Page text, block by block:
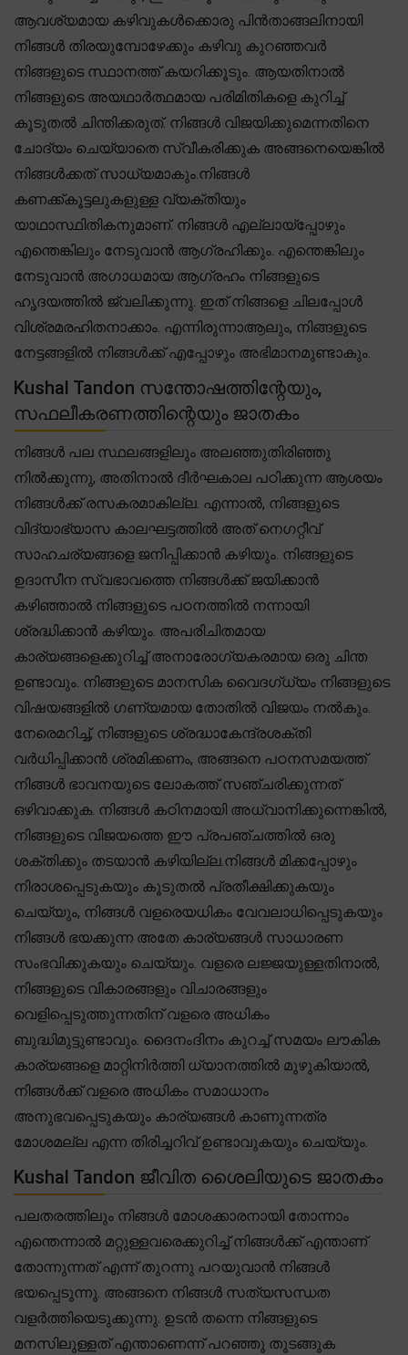
ആവശ്യമായ കഴിവുകൾക്കൊരു പിൻതാങ്ങലിനായി
നിങ്ങൾ തിരയുമ്പോഴേക്കും കഴിവു കുറഞ്ഞവർ
നിങ്ങളുടെ സ്ഥാനത്ത് കയറിക്കൂടും. ആയതിനാൽ
നിങ്ങളുടെ അയഥാർത്ഥമായ പരിമിതികളെ കുറിച്ച്
കൂടുതൽ ചിന്തിക്കരുത്. നിങ്ങൾ വിജയിക്കുമെന്നതിനെ
ചോദ്യം ചെയ്യാതെ സ്വീകരിക്കുക അങ്ങനെയെങ്കിൽ
നിങ്ങൾക്കത് സാധ്യമാകും.നിങ്ങൾ
കണക്ക്കൂട്ടലുകളുള്ള വ്യക്തിയും
യാഥാസ്ഥിതികനുമാണ്. നിങ്ങൾ എല്ലായ്പ്പോഴും
എന്തെങ്കിലും നേടുവാൻ ആഗ്രഹിക്കും. എന്തെങ്കിലും
നേടുവാൻ അഗാധമായ ആഗ്രഹം നിങ്ങളുടെ
ഹൃദയത്തിൽ ജ്വലിക്കുന്നു. ഇത് നിങ്ങളെ ചിലപ്പോൾ
വിശ്രമരഹിതനാക്കാം. എന്നിരുന്നാആലും, നിങ്ങളുടെ
നേട്ടങ്ങളിൽ നിങ്ങൾക്ക് എപ്പോഴും അഭിമാനമുണ്ടാകും.
Kushal Tandon സന്തോഷത്തിന്റേയും,
സഫലീകരണത്തിന്റെയും ജാതകം
നിങ്ങൾ പല സ്ഥലങ്ങളിലും അലഞ്ഞുതിരിഞ്ഞു
നിൽക്കുന്നു, അതിനാൽ ദീർഘകാല പഠിക്കുന്ന ആശയം
നിങ്ങൾക്ക് രസകരമാകില്ല. എന്നാൽ, നിങ്ങളുടെ
വിദ്യാഭ്യാസ കാലഘട്ടത്തിൽ അത് നെഗറ്റീവ്
സാഹചര്യങ്ങളെ ജനിപ്പിക്കാൻ കഴിയും. നിങ്ങളുടെ
ഉദാസീന സ്വഭാവത്തെ നിങ്ങൾക്ക് ജയിക്കാൻ
കഴിഞ്ഞാൽ നിങ്ങളുടെ പഠനത്തിൽ നന്നായി
ശ്രദ്ധിക്കാൻ കഴിയും. അപരിചിതമായ
കാര്യങ്ങളെക്കുറിച്ച് അനാരോഗ്യകരമായ ഒരു ചിന്ത
ഉണ്ടാവും. നിങ്ങളുടെ മാനസിക വൈദഗ്ധ്യം നിങ്ങളുടെ
വിഷയങ്ങളിൽ ഗണ്യമായ തോതിൽ വിജയം നൽകും.
നേരെമറിച്ച്, നിങ്ങളുടെ ശ്രദ്ധാകേന്ദ്രശക്തി
വർധിപ്പിക്കാൻ ശ്രമിക്കണം, അങ്ങനെ പഠനസമയത്ത്
നിങ്ങൾ ഭാവനയുടെ ലോകത്ത് സഞ്ചരിക്കുന്നത്
ഒഴിവാക്കുക. നിങ്ങൾ കഠിനമായി അധ്വാനിക്കുന്നെങ്കിൽ,
നിങ്ങളുടെ വിജയത്തെ ഈ പ്രപഞ്ചത്തിൽ ഒരു
ശക്തിക്കും തടയാൻ കഴിയില്ല.നിങ്ങൾ മിക്കപ്പോഴും
നിരാശപ്പെടുകയും കൂടുതൽ പ്രതീക്ഷിക്കുകയും
ചെയ്യും, നിങ്ങൾ വളരെയധികം വേവലാധിപ്പെടുകയും
നിങ്ങൾ ഭയക്കുന്ന അതേ കാര്യങ്ങൾ സാധാരണ
സംഭവിക്കുകയും ചെയ്യും. വളരെ ലജ്ജയുള്ളതിനാൽ,
നിങ്ങളുടെ വികാരങ്ങളും വിചാരങ്ങളും
വെളിപ്പെടുത്തുന്നതിന് വളരെ അധികം
ബുദ്ധിമുട്ടുണ്ടാവും. ദൈനംദിനം കുറച്ച് സമയം ലൗകിക
കാര്യങ്ങളെ മാറ്റിനിർത്തി ധ്യാനത്തിൽ മുഴുകിയാൽ,
നിങ്ങൾക്ക് വളരെ അധികം സമാധാനം
അനുഭവപ്പെടുകയും കാര്യങ്ങൾ കാണുന്നത്ര
മോശമല്ല എന്ന തിരിച്ചറിവ് ഉണ്ടാവുകയും ചെയ്യും.
Kushal Tandon ജീവിത ശൈലിയുടെ ജാതകം
പലതരത്തിലും നിങ്ങൾ മോശക്കാരനായി തോന്നാം
എന്തെന്നാൽ മറ്റുള്ളവരെക്കുറിച്ച് നിങ്ങൾക്ക് എന്താണ്
തോന്നുന്നത് എന്ന് തുറന്നു പറയുവാൻ നിങ്ങൾ
ഭയപ്പെടുന്നു. അങ്ങനെ നിങ്ങൾ സത്യസന്ധത
വളർത്തിയെടുക്കുന്നു. ഉടൻ തന്നെ നിങ്ങളുടെ
മനസിലുള്ളത് എന്താണെന്ന് പറഞ്ഞു തുടങ്ങുക